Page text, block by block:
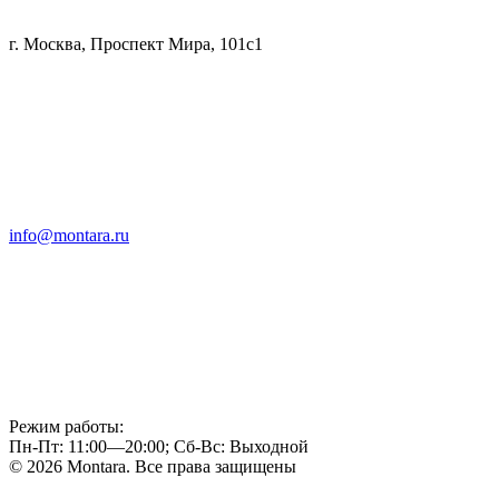
г. Москва, Проспект Мира, 101с1
info@montara.ru
Режим работы:
Пн-Пт: 11:00—20:00; Сб-Вс: Выходной
© 2026 Montara. Все права защищены